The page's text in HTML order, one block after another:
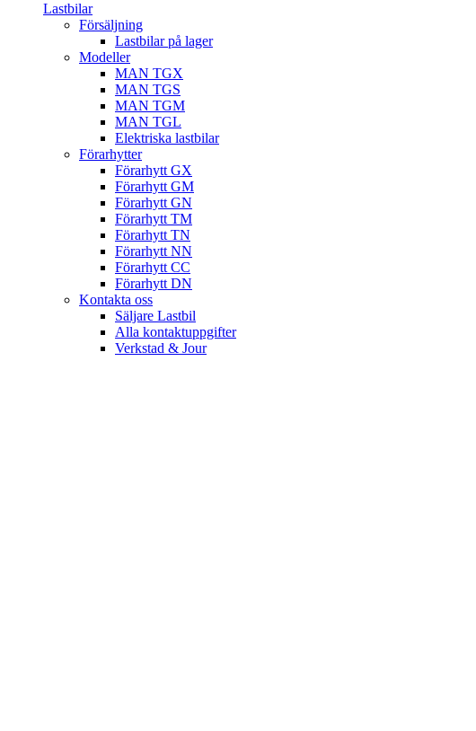
Lastbilar
Försäljning
Lastbilar på lager
Modeller
MAN TGX
MAN TGS
MAN TGM
MAN TGL
Elektriska lastbilar
Förarhytter
Förarhytt GX
Förarhytt GM
Förarhytt GN
Förarhytt TM
Förarhytt TN
Förarhytt NN
Förarhytt CC
Förarhytt DN
Kontakta oss
Säljare Lastbil
Alla kontaktuppgifter
Verkstad & Jour